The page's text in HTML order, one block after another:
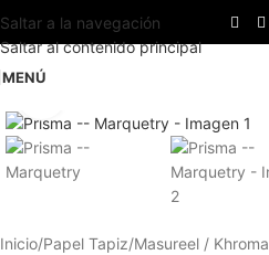
Saltar a la navegación
Saltar al contenido principal
MENÚ
Inicio/Papel Tapiz/Masureel / Khroma